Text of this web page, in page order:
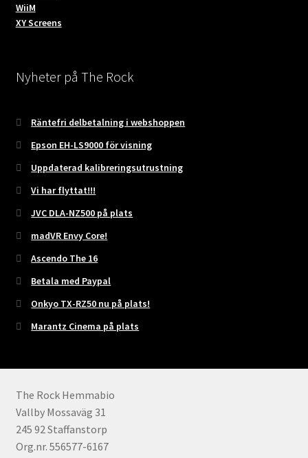
WiiM
XY Screens
Nyheter på The Rock
Räntefri delbetalning i webshoppen
Epson EH-LS9000 för visning
Uppdaterad kalibreringsutrustning
Vi har flyttat!!!
JVC DLA-NZ500 på plats
madVR Envy Core!
Ascendo The 16
Betala med Paypal
Onkyo TX-RZ50 nu på plats!
Marantz Cinema på plats
The Rock Hemmabio
Vallby Mossaväg 31
245 92 Staffanstorp
Org.nr. 556577-6167